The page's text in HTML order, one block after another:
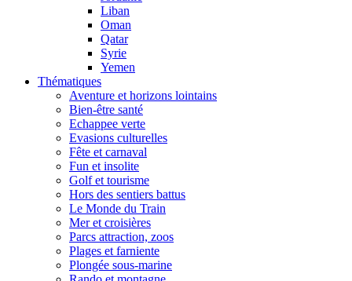
Liban
Oman
Qatar
Syrie
Yemen
Thématiques
Aventure et horizons lointains
Bien-être santé
Echappee verte
Evasions culturelles
Fête et carnaval
Fun et insolite
Golf et tourisme
Hors des sentiers battus
Le Monde du Train
Mer et croisières
Parcs attraction, zoos
Plages et farniente
Plongée sous-marine